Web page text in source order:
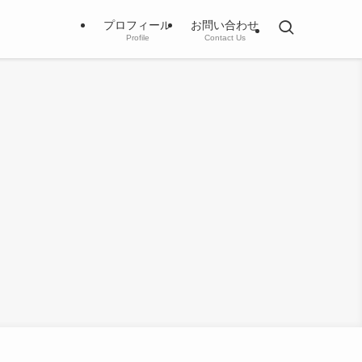
プロフィール
Profile
お問い合わせ
Contact Us